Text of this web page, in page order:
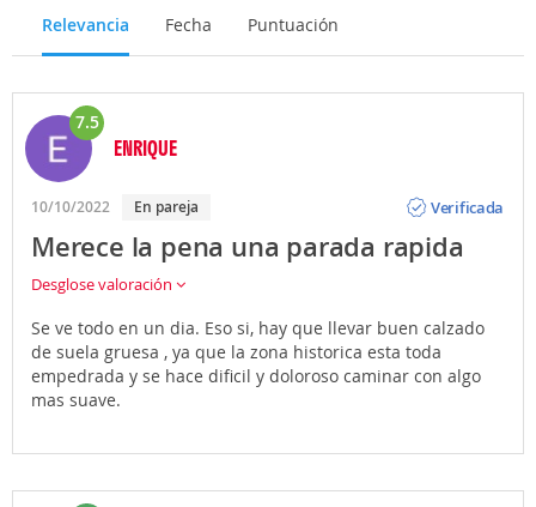
Relevancia Fecha Puntuación
7.5
ENRIQUE
10/10/2022 En pareja
Verificada
Merece la pena una parada rapida
Desglose valoración
Se ve todo en un dia. Eso si, hay que llevar buen calzado
de suela gruesa , ya que la zona historica esta toda
empedrada y se hace dificil y doloroso caminar con algo
mas suave.